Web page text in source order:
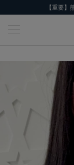
【重要】